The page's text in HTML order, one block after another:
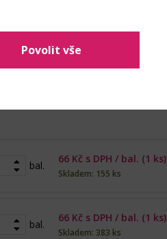
bal.
66Kč s DPH / bal. (1 ks)
Skladem: 155 ks
bal.
66Kč s DPH / bal. (1 ks)
Skladem: 383 ks
Povolit vše